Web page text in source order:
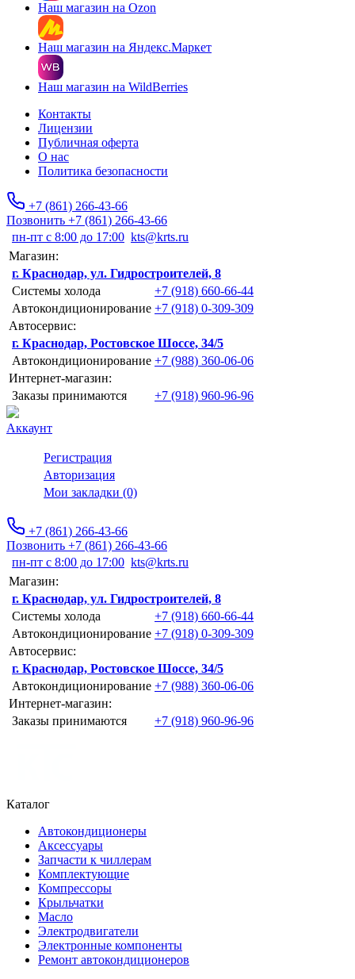
Наш магазин на Ozon
Наш магазин на Яндекс.Маркет
Наш магазин на WildBerries
Контакты
Лицензии
Публичная оферта
О нас
Политика безопасности
+7 (861) 266-43-66
Позвонить +7 (861) 266-43-66
пн-пт с 8:00 до 17:00 kts@krts.ru
Магазин:
г. Краснодар, ул. Гидростроителей, 8
Системы холода
+7 (918) 660-66-44
Автокондиционирование +7 (918) 0-309-309
Автосервис:
г. Краснодар, Ростовское Шоссе, 34/5
Автокондиционирование +7 (988) 360-06-06
Интернет-магазин:
Заказы принимаются
+7 (918) 960-96-96
Аккаунт
Регистрация
Авторизация
Мои закладки (0)
+7 (861) 266-43-66
Позвонить +7 (861) 266-43-66
пн-пт с 8:00 до 17:00 kts@krts.ru
Магазин:
г. Краснодар, ул. Гидростроителей, 8
Системы холода
+7 (918) 660-66-44
Автокондиционирование +7 (918) 0-309-309
Автосервис:
г. Краснодар, Ростовское Шоссе, 34/5
Автокондиционирование +7 (988) 360-06-06
Интернет-магазин:
Заказы принимаются
+7 (918) 960-96-96
Каталог
Автокондиционеры
Аксессуары
Запчасти к чиллерам
Комплектующие
Компрессоры
Крыльчатки
Масло
Электродвигатели
Электронные компоненты
Ремонт автокондиционеров